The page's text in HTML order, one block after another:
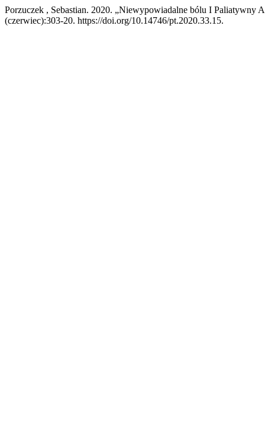
Porzuczek , Sebastian. 2020. „Niewypowiadalne bólu I Paliatywny
(czerwiec):303-20. https://doi.org/10.14746/pt.2020.33.15.